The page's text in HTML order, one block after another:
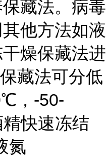
藏法。病毒
他方法如液
燥保藏法进
藏法可分低
，-50-
快速冻结
氮